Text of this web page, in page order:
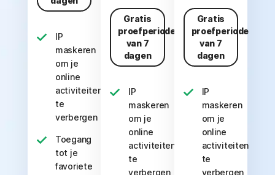
IP
maskeren
om je
online
activiteiten
te
verbergen
Toegang
tot je
favoriete
Gratis
proefperiode
van 7
dagen
IP
maskeren
om je
online
activiteiten
te
verbergen
Gratis
proefperiode
van 7
dagen
IP
maskeren
om je
online
activiteiten
te
verbergen